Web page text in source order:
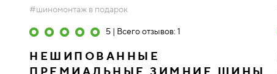
#шиномонтаж в подарок
5 | Всего отзывов: 1
НЕШИПОВАННЫЕ